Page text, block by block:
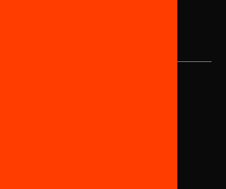
Social HUB
Barcelona